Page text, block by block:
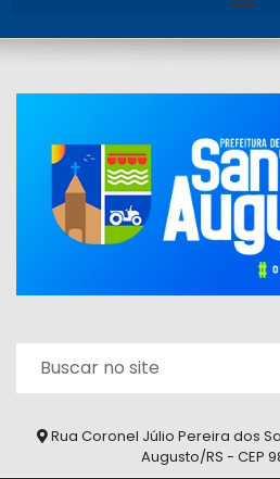
Rua Coronel Júlio Pereira dos
Augusto/RS - CEP